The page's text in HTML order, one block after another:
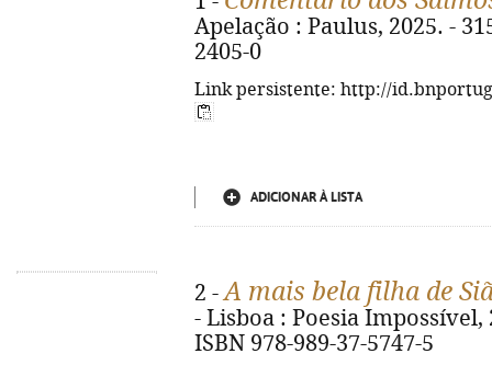
Apelação : Paulus, 2025. -
2405-0
Link persistente: http://
ADICIONAR À LISTA
2 -A mais bela filha de
- Lisboa : Poesia Impossível,
ISBN 978-989-37-5747-5